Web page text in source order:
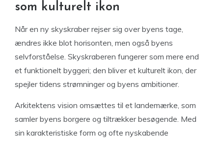
som kulturelt ikon
Når en ny skyskraber rejser sig over byens tage,
ændres ikke blot horisonten, men også byens
selvforståelse. Skyskraberen fungerer som mere end
et funktionelt byggeri; den bliver et kulturelt ikon, der
spejler tidens strømninger og byens ambitioner.
Arkitektens vision omsættes til et landemærke, som
samler byens borgere og tiltrækker besøgende. Med
sin karakteristiske form og ofte nyskabende